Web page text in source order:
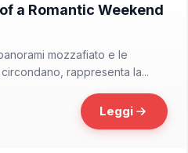
a Romantic Weekend
mozzafiato e le
rappresenta la...
Leggi